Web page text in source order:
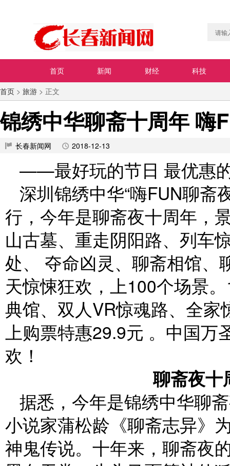
首页 新闻 财经
科技
首页 > 旅游 > 正文
锦绣中华聊斋十周年 嗨
长春新闻网 2018-12-13
——最好玩的节日 最优惠
深圳锦绣中华“嗨FUN聊斋
行，今年是聊斋夜十周年，
山古墓、重走阴阳路、列车
处、 夺命凶灵、聊斋相馆、
天惊悚狂欢，上100个场景
典馆、双人VR惊魂路、全
上购票特惠29.9元 。中国万
欢！
聊斋夜
据悉，今年是锦绣中华聊
小说家蒲松龄《聊斋志异》
神鬼传说。十年来，聊斋夜